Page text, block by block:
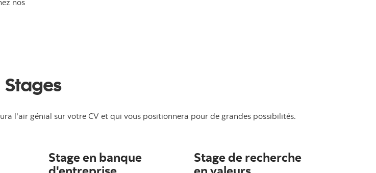
nos
Stages
l'air génial sur votre CV et qui vous positionnera pour de grandes possibilités.
Stage en banque
Stage de recherche